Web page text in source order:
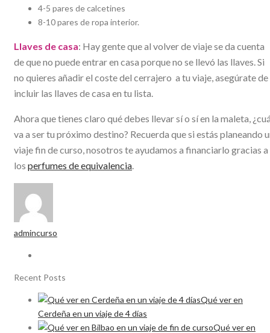
4-5 pares de calcetines
8-10 pares de ropa interior.
Llaves de casa: Hay gente que al volver de viaje se da cuenta
de que no puede entrar en casa porque no se llevó las llaves. Si
no quieres añadir el coste del cerrajero a tu viaje, asegúrate de
incluir las llaves de casa en tu lista.
Ahora que tienes claro qué debes llevar sí o sí en la maleta,
va a ser tu próximo destino? Recuerda que si estás planeando
viaje fin de curso, nosotros te ayudamos a financiarlo gracias a
los perfumes de equivalencia
admincurso
Recent Posts
Qué ver en
Cerdeña en un viaje de 4 días
Qué ver en